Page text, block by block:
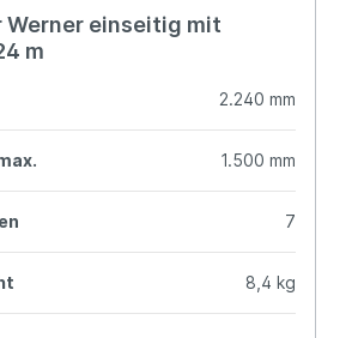
einseitig mit
m
2.240 mm
1.500 mm
7
8,4 kg